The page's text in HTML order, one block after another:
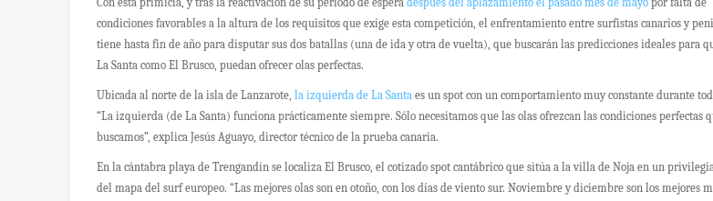
condiciones favorables a la altura de los requisitos que exige esta competición, el enfrentamiento entre surfistas canarios y
tiene hasta fin de año para disputar sus dos batallas (una de ida y otra de vuelta), que buscarán las predicciones ideales para
La Santa como El Brusco, puedan ofrecer olas perfectas.
Ubicada al norte de la isla de Lanzarote, la izquierda de La Santa es un spot con un comportamiento muy constante durante
“La izquierda (de La Santa) funciona prácticamente siempre. Sólo necesitamos que las olas ofrezcan las condiciones perfectas
buscamos”, explica Jesús Aguayo, director técnico de la prueba canaria.
En la cántabra playa de Trengandín se localiza El Brusco, el cotizado spot cantábrico que sitúa a la villa de Noja en un
del mapa del surf europeo. “Las mejores olas son en otoño, con los días de viento sur. Noviembre y diciembre son los mejores